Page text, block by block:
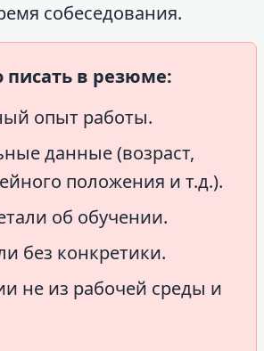
собеседования.
писать в резюме:
опыт работы.
данные (возраст,
положения и т.д.).
об обучении.
без конкретики.
не из рабочей среды и